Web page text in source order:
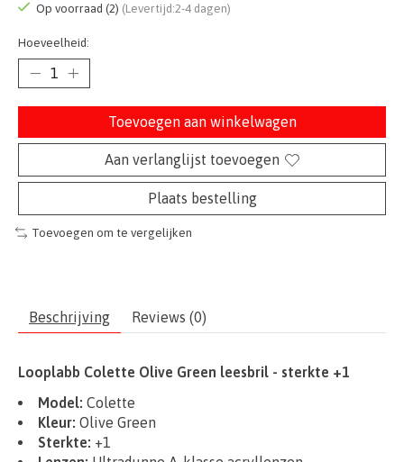
Op voorraad (2) (Levertijd:2-4 dagen)
Hoeveelheid:
Toevoegen aan winkelwagen
Aan verlanglijst toevoegen
Plaats bestelling
Toevoegen om te vergelijken
Beschrijving Reviews (0)
Looplabb Colette Olive Green leesbril - sterkte +1
Model: Colette
Kleur: Olive Green
Sterkte: +1